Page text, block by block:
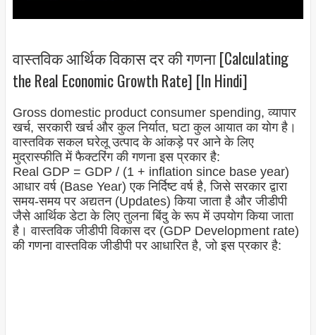
वास्तविक आर्थिक विकास दर की गणना [Calculating
the Real Economic Growth Rate] [In Hindi]
Gross domestic product consumer spending, व्यापार
खर्च, सरकारी खर्च और कुल निर्यात, घटा कुल आयात का योग है।
वास्तविक सकल घरेलू उत्पाद के आंकड़े पर आने के लिए
मुद्रास्फीति में फैक्टरिंग की गणना इस प्रकार है:
Real GDP = GDP / (1 + inflation since base year)
आधार वर्ष (Base Year) एक निर्दिष्ट वर्ष है, जिसे सरकार द्वारा
समय-समय पर अद्यतन (Updates) किया जाता है और जीडीपी
जैसे आर्थिक डेटा के लिए तुलना बिंदु के रूप में उपयोग किया जाता
है। वास्तविक जीडीपी विकास दर (GDP Development rate)
की गणना वास्तविक जीडीपी पर आधारित है, जो इस प्रकार है: